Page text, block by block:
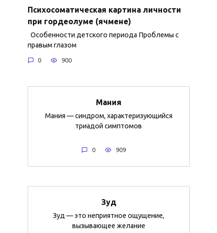
Психосоматическая картина личности
при гордеолуме (ячмене)
Особенности детского периода Проблемы с
правым глазом
0 900
Мания
Мания — синдром, характеризующийся
триадой симптомов
0 909
Зуд
Зуд — это неприятное ощущение,
вызывающее желание